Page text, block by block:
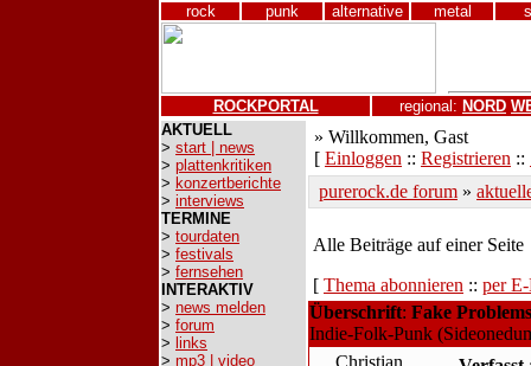
rock punk alternative metal
ROCKPORTAL regional: NORD
AKTUELL
> start | news
> plattenkritiken
> konzertberichte
> interviews
TERMINE
> tourdaten
> festivals
> fernsehen
INTERAKTIV
> news melden
> forum
> links
> mp3 | video
» Willkommen, Gast
[ Einloggen :: Registrieren ::
purerock.de forum »
Alle Beiträge auf einer Seite
[ Thema abonnieren :: per
Überschrift: Fake
Indie-Folk-Punk
Christian